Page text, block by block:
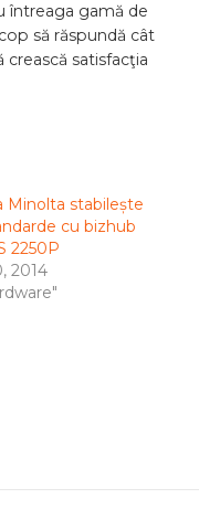
întreaga gamă de
să răspundă cât
crească satisfacţia
Minolta stabilește
cu bizhub
2250P
2014